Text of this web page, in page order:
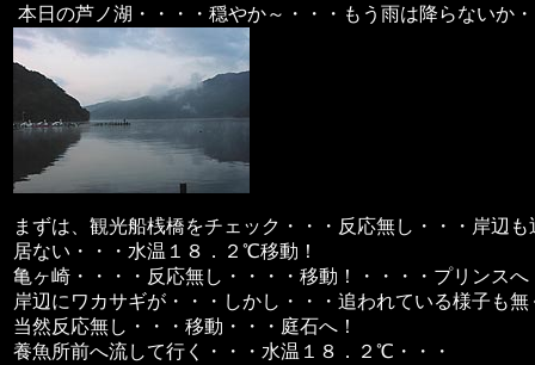
本日の芦ノ湖・・・・穏やか～・・・もう雨は降らないか
まずは、観光船桟橋をチェック・・・反応無し・・・岸辺
居ない・・・水温１８．２℃移動！
亀ヶ崎・・・・反応無し・・・・移動！・・・・プリンスへ
岸辺にワカサギが・・・しかし・・・追われている様子も無
当然反応無し・・・移動・・・庭石へ！
養魚所前へ流して行く・・・水温１８．２℃・・・